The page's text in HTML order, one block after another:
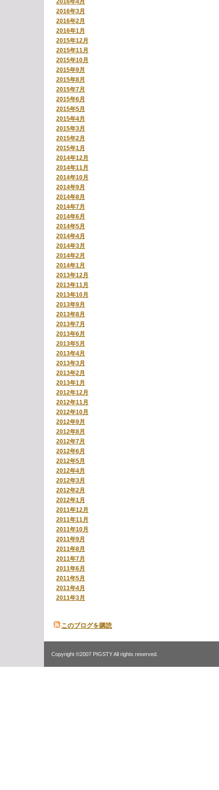
2016年3月
2016年2月
2016年1月
2015年12月
2015年11月
2015年10月
2015年9月
2015年8月
2015年7月
2015年6月
2015年5月
2015年4月
2015年3月
2015年2月
2015年1月
2014年12月
2014年11月
2014年10月
2014年9月
2014年8月
2014年7月
2014年6月
2014年5月
2014年4月
2014年3月
2014年2月
2014年1月
2013年12月
2013年11月
2013年10月
2013年9月
2013年8月
2013年7月
2013年6月
2013年5月
2013年4月
2013年3月
2013年2月
2013年1月
2012年12月
2012年11月
2012年10月
2012年9月
2012年8月
2012年7月
2012年6月
2012年5月
2012年4月
2012年3月
2012年2月
2012年1月
2011年12月
2011年11月
2011年10月
2011年9月
2011年8月
2011年7月
2011年6月
2011年5月
2011年4月
2011年3月
このブログを購読
Copyright ©2007 PIGSTY All rights reserved.